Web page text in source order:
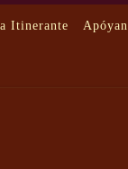
Itinerante